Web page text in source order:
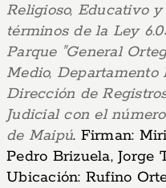
Religioso, Educativo
términos de la Ley
Parque "General
Medio, Departamento
Dirección de
Judicial con el
de Maipú. Firman:
Pedro Brizuela, Jorge
Ubicación: Rufino